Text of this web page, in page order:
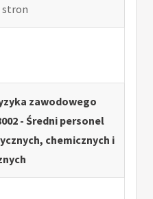
stron
zawodowego
- Średni personel
chemicznych i